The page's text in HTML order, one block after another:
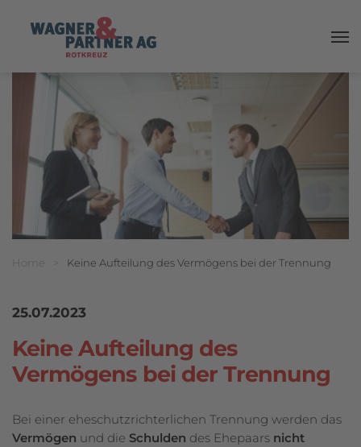
Breadcrumbnavigation
Sie befinden sich hier:
Home Keine Aufteilung des Vermögens bei der Trennung
25.07.2023
Keine Aufteilung des
Vermögens bei der Trennung
Bei einer eheschutzrichterlichen Trennung werden das
Vermögen und die Schulden des Ehepaars nicht